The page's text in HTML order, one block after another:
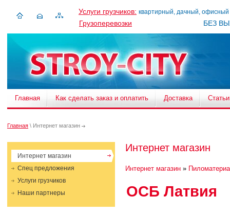
Услуги грузчиков: квартирный, дачный, офисный
Грузоперевозки БЕЗ
Главная Как сделать заказ и оплатить Доставка Статьи
Главная \ Интернет магазин
Интернет магазин
Спец предложения
Услуги грузчиков
Наши партнеры
Интернет магазин
Интернет магазин »
ОСБ Латвия